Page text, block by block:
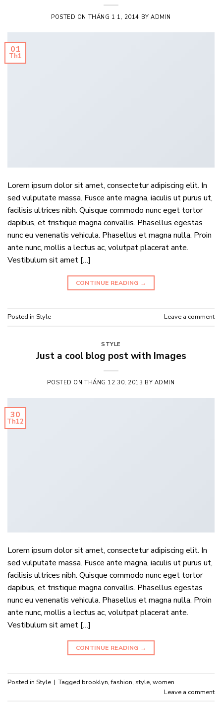
POSTED ON THÁNG 1 1, 2014 BYADMIN
01
Th1
Lorem ipsum dolor sit amet, consectetur adipiscing elit. In
sed vulputate massa. Fusce ante magna, iaculis ut purus ut,
facilisis ultrices nibh. Quisque commodo nunc eget tortor
dapibus, et tristique magna convallis. Phasellus egestas
nunc eu venenatis vehicula. Phasellus et magna nulla. Proin
ante nunc, mollis a lectus ac, volutpat placerat ante.
Vestibulum sit amet […]
CONTINUE READING →
Posted in Style Leave a comment
STYLE
Just a cool blog post with Images
POSTED ON THÁNG 12 30, 2013 BY ADMIN
30
Th12
Lorem ipsum dolor sit amet, consectetur adipiscing elit. In
sed vulputate massa. Fusce ante magna, iaculis ut purus ut,
facilisis ultrices nibh. Quisque commodo nunc eget tortor
dapibus, et tristique magna convallis. Phasellus egestas
nunc eu venenatis vehicula. Phasellus et magna nulla. Proin
ante nunc, mollis a lectus ac, volutpat placerat ante.
Vestibulum sit amet […]
CONTINUE READING →
Posted in Style | Tagged brooklyn,fashion, style, women
Leave a comment